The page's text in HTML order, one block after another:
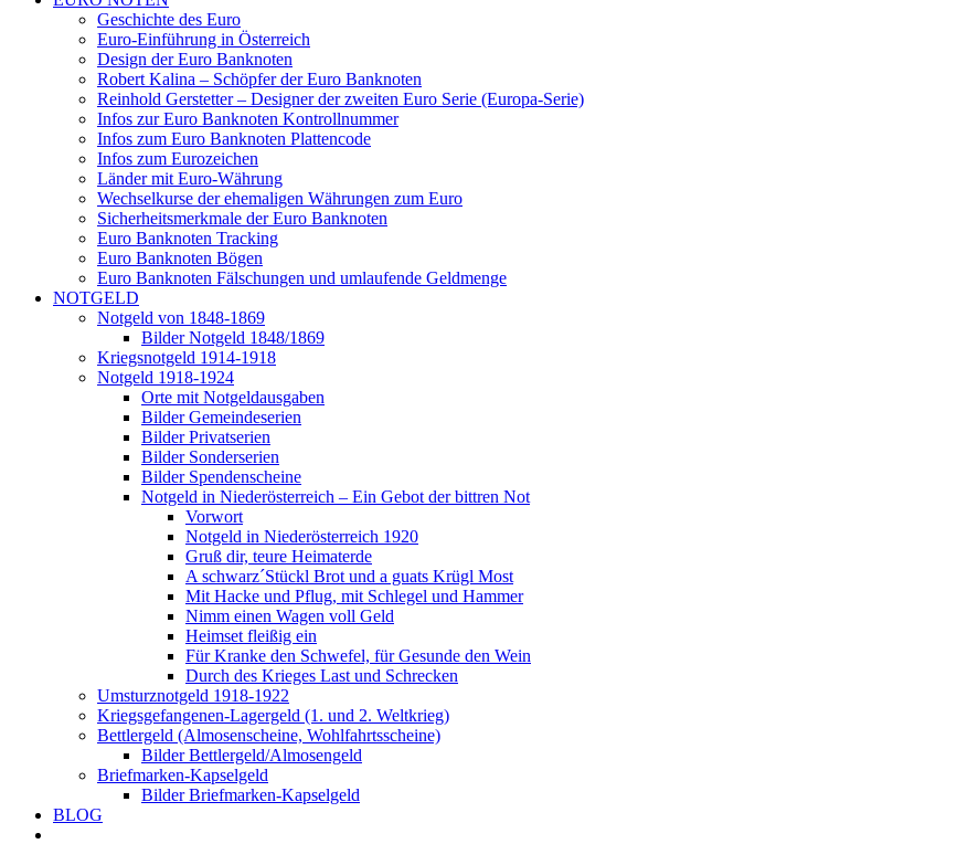
Geschichte des Euro
Euro-Einführung in Österreich
Design der Euro Banknoten
Robert Kalina – Schöpfer der Euro Banknoten
Reinhold Gerstetter – Designer der zweiten Euro Serie (Europa-Serie)
Infos zur Euro Banknoten Kontrollnummer
Infos zum Euro Banknoten Plattencode
Infos zum Eurozeichen
Länder mit Euro-Währung
Wechselkurse der ehemaligen Währungen zum Euro
Sicherheitsmerkmale der Euro Banknoten
Euro Banknoten Tracking
Euro Banknoten Bögen
Euro Banknoten Fälschungen und umlaufende Geldmenge
NOTGELD
Notgeld von 1848-1869
Bilder Notgeld 1848/1869
Kriegsnotgeld 1914-1918
Notgeld 1918-1924
Orte mit Notgeldausgaben
Bilder Gemeindeserien
Bilder Privatserien
Bilder Sonderserien
Bilder Spendenscheine
Notgeld in Niederösterreich – Ein Gebot der bittren Not
Vorwort
Notgeld in Niederösterreich 1920
Gruß dir, teure Heimaterde
A schwarz´Stückl Brot und a guats Krügl Most
Mit Hacke und Pflug, mit Schlegel und Hammer
Nimm einen Wagen voll Geld
Heimset fleißig ein
Für Kranke den Schwefel, für Gesunde den Wein
Durch des Krieges Last und Schrecken
Umsturznotgeld 1918-1922
Kriegsgefangenen-Lagergeld (1. und 2. Weltkrieg)
Bettlergeld (Almosenscheine, Wohlfahrtsscheine)
Bilder Bettlergeld/Almosengeld
Briefmarken-Kapselgeld
Bilder Briefmarken-Kapselgeld
BLOG